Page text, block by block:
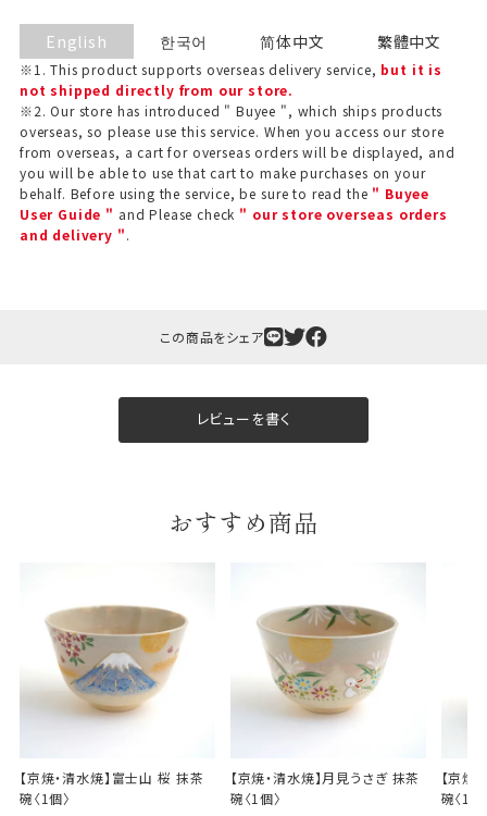
ギフト包装について
当店でギフト対応の商品をご購入いただきますと、熨
A.一般的なギフトに使用する包装紙です。
B.婚礼や出産、長寿祝などに使用する包装紙です。
A
B
English
※1. This product supports overseas delivery service, but it is
not shipped directly from our store.
※2. Our store has introduced " Buyee ", which ships products
overseas, so please use this service. When you access our store
from overseas, a cart for overseas orders will be displayed, and
you will be able to use that cart to make purchases on your
behalf. Before using the service, be sure to read the " Buyee
User Guide " and Please check " our store overseas orders
and delivery ".
한국어 简体中文 繁體中文
この商品をシェア
レビューを書く
おすすめ商品
【京焼・清水焼】富士山 桜 抹茶
碗〈1個〉
【京焼・清水焼】月見うさぎ 抹茶
碗〈1個〉
【京焼
碗〈1個